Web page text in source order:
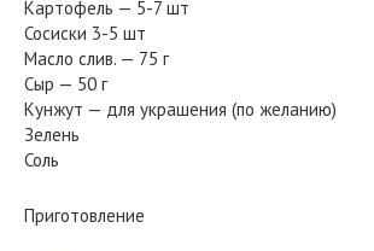
Картофель — 5-7 шт
Сосиски 3-5 шт
Масло слив. — 75 г
Сыр — 50 г
Кунжут — для украшения (по желанию)
Зелень
Соль
Приготовление